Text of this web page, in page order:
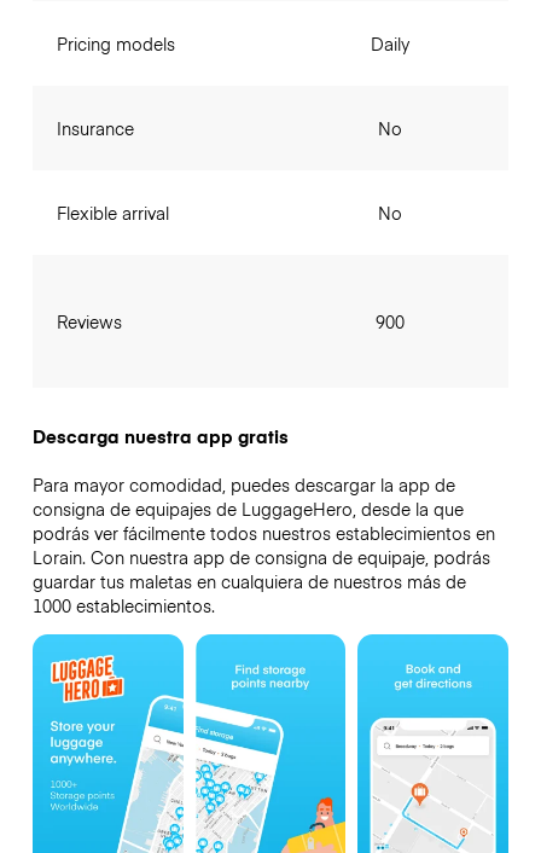
Pricing models
Insurance
Flexible arrival
Reviews
Daily
No
No
900
Descarga nuestra app gratis
Para mayor comodidad, puedes descargar la app de
consigna de equipajes de LuggageHero, desde la que
podrás ver fácilmente todos nuestros establecimientos en
Lorain. Con nuestra app de consigna de equipaje, podrás
guardar tus maletas en cualquiera de nuestros más de
1000 establecimientos.